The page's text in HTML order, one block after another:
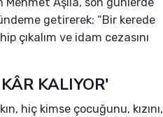
getirerek: “Bir kerede
çıkalım ve idam cezasını
KALIYOR'
hiç kimse çocuğunu, kızını,